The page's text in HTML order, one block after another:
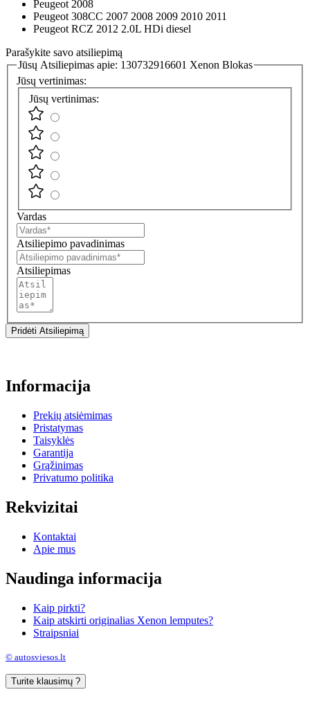
Peugeot 2008
Peugeot 308CC 2007 2008 2009 2010 2011
Peugeot RCZ 2012 2.0L HDi diesel
Parašykite savo atsiliepimą
Jūsų Atsiliepimas apie: 130732916601 Xenon Blokas
Jūsų vertinimas:
Jūsų vertinimas:
Vardas
Atsiliepimo pavadinimas
Atsiliepimas
Pridėti Atsiliepimą
Informacija
Prekių atsiėmimas
Pristatymas
Taisyklės
Garantija
Grąžinimas
Privatumo politika
Rekvizitai
Kontaktai
Apie mus
Naudinga informacija
Kaip pirkti?
Kaip atskirti originalias Xenon lemputes?
Straipsniai
© autosviesos.lt
Turite klausimų ?